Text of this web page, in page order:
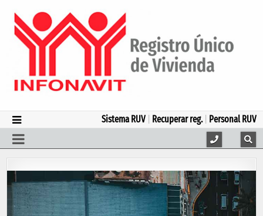
Sistema RUV Recuperar reg. Personal RUV